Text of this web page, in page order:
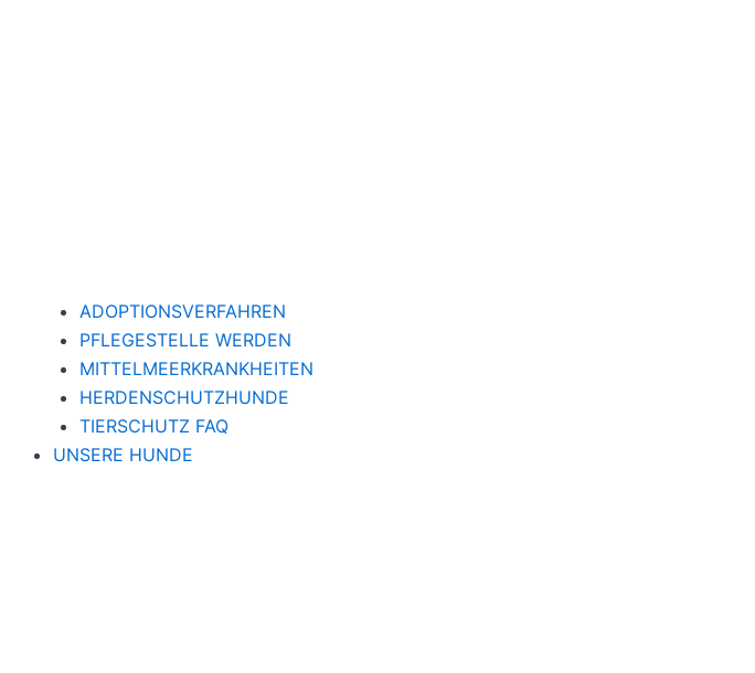
ADOPTIONSVERFAHREN
PFLEGESTELLE WERDEN
MITTELMEERKRANKHEITEN
HERDENSCHUTZHUNDE
TIERSCHUTZ FAQ
UNSERE HUNDE